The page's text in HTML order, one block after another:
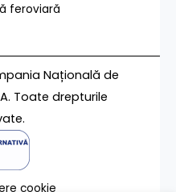
feroviară
Națională de
Toate drepturile
cookie